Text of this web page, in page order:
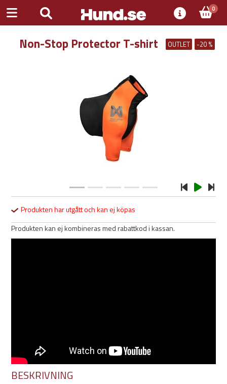
0
Non-Stop Protector T-shirt OUTLET -20 %
Produkten har utgått och kan ej köpas
Produkten kan ej kombineras med rabattkod i kassan.
BESKRIVNING